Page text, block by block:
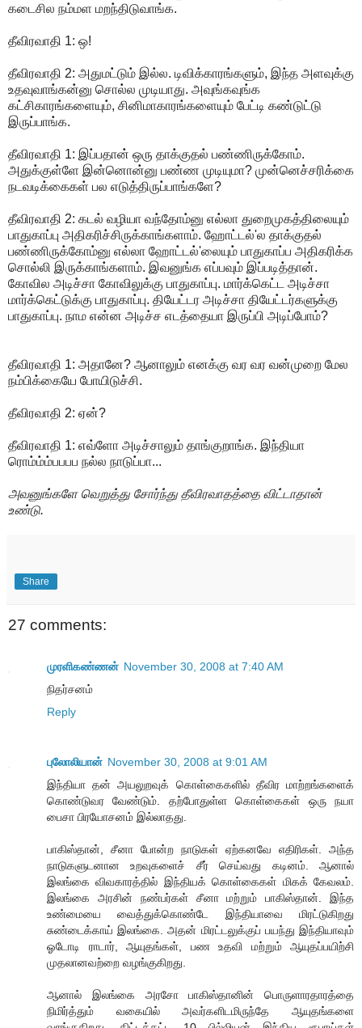
கடைசில நம்மள மறந்திடுவாங்க.
தீவிரவாதி 1: ஒ!
தீவிரவாதி 2: அதுமட்டும் இல்ல. டிவிக்காரங்களும், இந்த அளவுக்கு
உதவுவாங்கன்னு சொல்ல முடியாது. அவுங்கவுங்க
கட்சிகாரங்களையும், சினிமாகாரங்களையும் பேட்டி கண்டுட்டு
இருப்பாங்க.
தீவிரவாதி 1: இப்பதான் ஒரு தாக்குதல் பண்ணிருக்கோம்.
அதுக்குள்ளே இன்னொன்னு பண்ண முடியுமா? முன்னெச்சரிக்கை
நடவடிக்கைகள் பல எடுத்திருப்பாங்களே?
தீவிரவாதி 2: கடல் வழியா வந்தோம்னு எல்லா துறைமுகத்திலையும்
பாதுகாப்பு அதிகரிச்சிருக்காங்களாம். ஹோட்டல்'ல தாக்குதல்
பண்ணிருக்கோம்னு எல்லா ஹோட்டல்'லையும் பாதுகாப்ப அதிகரிக்க
சொல்லி இருக்காங்களாம். இவனுங்க எப்பவும் இப்படித்தான்.
கோவில அடிச்சா கோவிலுக்கு பாதுகாப்பு. மார்க்கெட்ட அடிச்சா
மார்க்கெட்டுக்கு பாதுகாப்பு. தியேட்டர அடிச்சா தியேட்டர்களுக்கு
பாதுகாப்பு. நாம என்ன அடிச்ச எடத்தையா இருப்பி அடிப்போம்?
தீவிரவாதி 1: அதானே? ஆனாலும் எனக்கு வர வர வன்முறை மேல
நம்பிக்கையே போயிடுச்சி.
தீவிரவாதி 2: ஏன்?
தீவிரவாதி 1: எவ்ளோ அடிச்சாலும் தாங்குறாங்க. இந்தியா
ரொம்ம்ம்பபபப நல்ல நாடுப்பா...
அவனுங்களே வெறுத்து சோர்ந்து தீவிரவாதத்தை விட்டாதான்
உண்டு.
Share
27 comments:
முரளிகண்ணன் November 30, 2008 at 7:40 AM
நிதர்சனம்
Reply
புலோலியான் November 30, 2008 at 9:01 AM
இந்தியா தன் அயலுறவுக் கொள்கைகளில் தீவிர மாற்றங்களைக்
கொண்டுவர வேண்டும். தற்போதுள்ள கொள்கைகள் ஒரு நயா
பைசா பிரயோசனம் இல்லாதது.
பாகிஸ்தான், சீனா போன்ற நாடுகள் ஏற்கனவே எதிரிகள். அந்த
நாடுகளுடனான உறவுகளைச் சீர் செய்வது கடினம். ஆனால்
இலங்கை விவகாரத்தில் இந்தியக் கொள்கைகள் மிகக் கேவலம்.
இலங்கை அரசின் நண்பர்கள் சீனா மற்றும் பாகிஸ்தான். இந்த
உண்மையை வைத்துக்கொண்டே இந்தியாவை மிரட்டுகிறது
சுண்டைக்காய் இலங்கை. அதன் மிரட்டலுக்குப் பயந்து இந்தியாவும்
ஓடோடி ராடார், ஆயுதங்கள், பண உதவி மற்றும் ஆயுதப்பயிற்சி
முதலானவற்றை வழங்குகிறது.
ஆனால் இலங்கை அரசோ பாகிஸ்தானின் பொருளாரதாரத்தை
நிமிர்த்தும் வகையில் அவர்களிடமிருந்தே ஆயுதங்களை